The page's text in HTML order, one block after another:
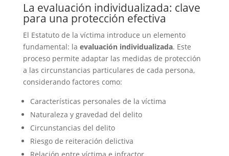
La evaluación individualizada: clave
para una protección efectiva
El Estatuto de la víctima introduce un elemento
fundamental: la evaluación individualizada. Este
proceso permite adaptar las medidas de protección
a las circunstancias particulares de cada persona,
considerando factores como:
Características personales de la víctima
Naturaleza y gravedad del delito
Circunstancias del delito
Riesgo de reiteración delictiva